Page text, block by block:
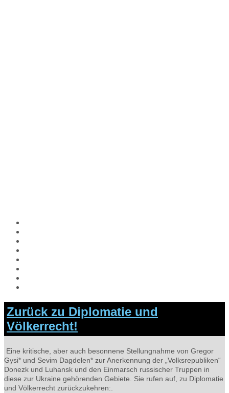
Zurück zu Diplomatie und
Völkerrecht!
Eine kritische, aber auch besonnene Stellungnahme von Gregor
Gysi* und Sevim Dagdelen* zur Anerkennung der „Volksrepubliken“
Donezk und Luhansk und den Einmarsch russischer Truppen in
diese zur Ukraine gehörenden Gebiete. Sie rufen auf, zu Diplomatie
und Völkerrecht zurückzukehren:.